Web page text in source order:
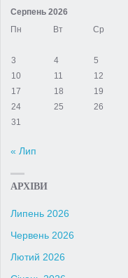
Серпень 2026
Пн
Вт Ср
3
4 5
10
11 12
17
18 19
24
25 26
31
« Лип
АРХІВИ
Липень 2026
Червень 2026
Лютий 2026